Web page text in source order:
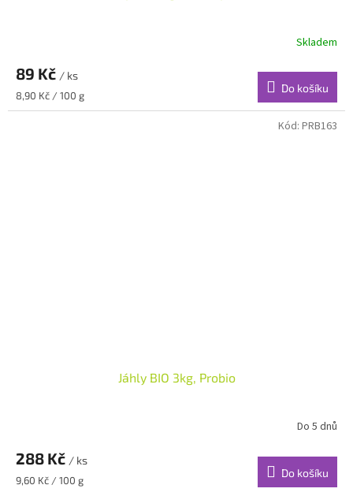
Skladem
89 Kč / ks
Měrná
cena:
8,90 Kč / 100 g
Do košíku
Jáhly BIO 3kg, Probio
Do 5 dnů
288 Kč / ks
Měrná
9,60 Kč / 100 g
Do košíku
Kód: PRB163